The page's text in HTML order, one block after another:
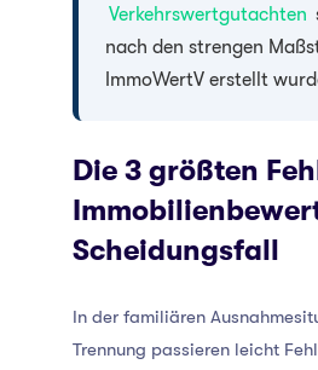
Verkehrswertgutachten
nach den strengen
ImmoWertV erstellt
Die 3 größten
Scheidungsfall
In der familiären
Trennung passieren leicht